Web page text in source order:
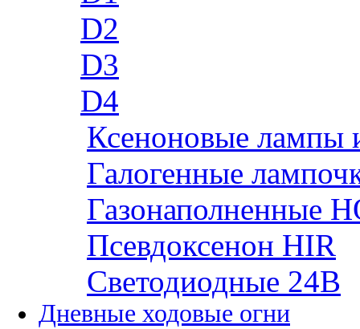
D2
D3
D4
Ксеноновые лампы
Галогенные
Газонаполненные
Псевдоксенон HIR
Cветодиодные 24B
Дневные ходовые огни